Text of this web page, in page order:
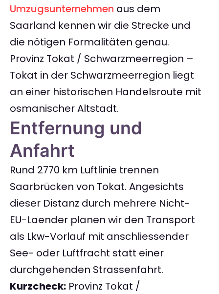
Umzugsunternehmen aus dem
Saarland kennen wir die Strecke und
die nötigen Formalitäten genau.
Provinz Tokat / Schwarzmeerregion –
Tokat in der Schwarzmeerregion liegt
an einer historischen Handelsroute mit
osmanischer Altstadt.
Entfernung und
Anfahrt
Rund 2770 km Luftlinie trennen
Saarbrücken von Tokat. Angesichts
dieser Distanz durch mehrere Nicht-
EU-Laender planen wir den Transport
als Lkw-Vorlauf mit anschliessender
See- oder Luftfracht statt einer
durchgehenden Strassenfahrt.
Kurzcheck: Provinz Tokat /